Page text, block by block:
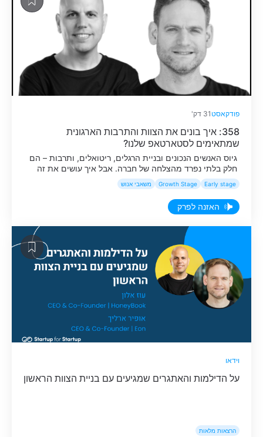
פודקאסט 31 דק'
358: איך בונים את הצוות והתרבות הארגונית
שמתאימים לסטארטאפ שלנו?
גיוס האנשים הנכונים ובניית הרגלים, ריטואלים, ותרבות – הם
חלק בלתי נפרד מהצלחה של חברה. אבל איך עושים את זה
נכון? בפרק השבוע אירחנו את אופיר ארליך, קו-פאונדר ומנכ״ל
לשיחה על האתגרים והדילמות שמגיעים עם בניית הצוות
הראשון: איך מגייסים אנשים שאפשר לסמוך עליהם, איך
Early stage
Growth Stage משאבי אנוש
האזנה לפרק
וידאו
על הדילמות והאתגרים שמגיעים עם בניית הצוות הראשון
הרצאות מלאות